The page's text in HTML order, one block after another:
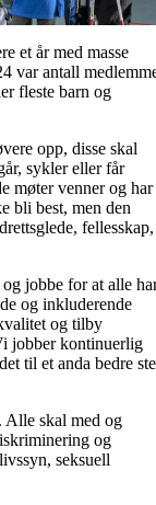
et år med masse
var antall
fleste barn og
opp, disse skal
sykler eller får
møter venner og har
bli best, men den
fellesskap,
jobbe for at alle
og inkluderende
og tilby
jobber kontinuerlig
til et anda bedre
Alle skal med og
og
seksuell